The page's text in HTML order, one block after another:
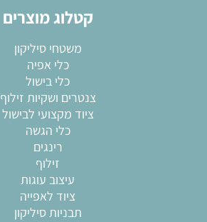
S
M
קטלוג מוצרים
משטחי סיליקון
כלי אפיה
כלי בישול
צנטרים ושקיות זילוף
ציוד מקצועי לבישול
כלי הגשה
רינגים
זילוף
עיצוב עוגות
ציוד לאפייה
תבניות סיליקון